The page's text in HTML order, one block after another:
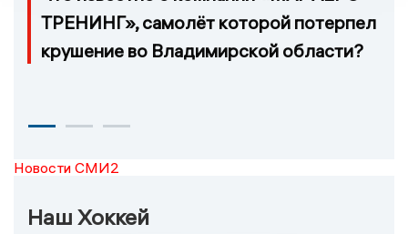
ТРЕНИНГ», самолёт которой потерпел
крушение во Владимирской области?
Новости СМИ2
Наш Хоккей